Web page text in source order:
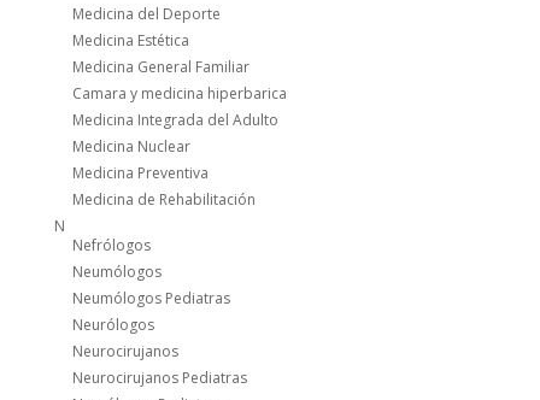
Medicina del Deporte
Medicina Estética
Medicina General Familiar
Camara y medicina hiperbarica
Medicina Integrada del Adulto
Medicina Nuclear
Medicina Preventiva
Medicina de Rehabilitación
N
Nefrólogos
Neumólogos
Neumólogos Pediatras
Neurólogos
Neurocirujanos
Neurocirujanos Pediatras